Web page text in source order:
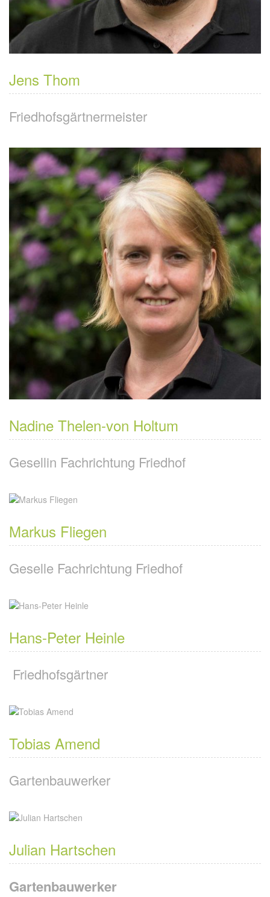
Jens Thom
Friedhofsgärtnermeister
Nadine Thelen-von Holtum
Gesellin Fachrichtung Friedhof
Markus Fliegen
Geselle Fachrichtung Friedhof
Hans-Peter Heinle
Friedhofsgärtner
Tobias Amend
Gartenbauwerker
Julian Hartschen
Gartenbauwerker